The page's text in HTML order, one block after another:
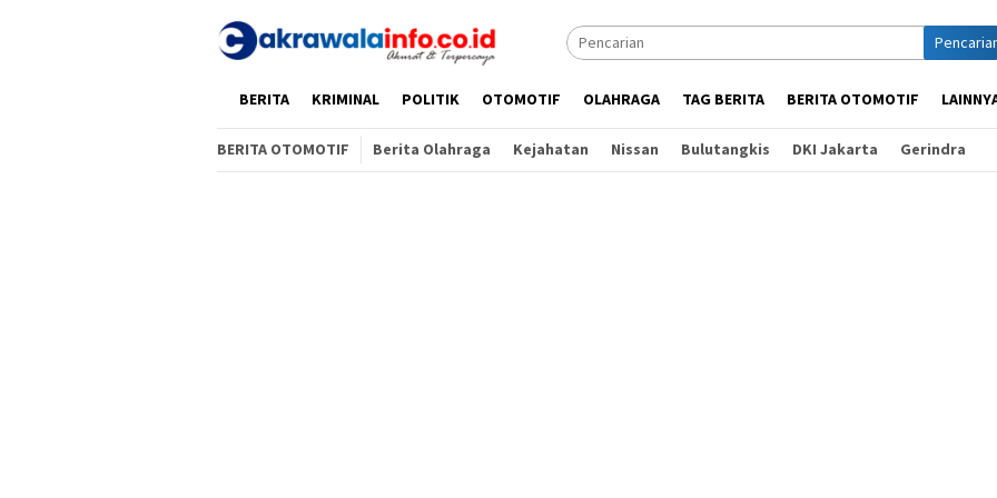
HOMEBERITA KRIMINAL POLITIK OTOMOTIF OLAHRAGA TAG BERITA BERITA OTOMOTIF
BERITA OTOMOTIF Berita Olahraga Kejahatan Nissan Bulutangkis DKI Jakarta Gerindra